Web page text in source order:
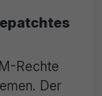
Rechte
Der